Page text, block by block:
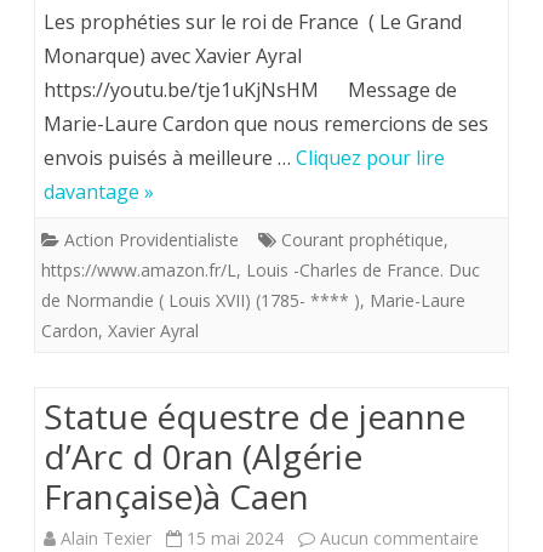
Xavier
Ayral
courants
prophétiques
Grand
Les prophéties sur le roi de France ( Le Grand
Monarque) avec Xavier Ayral
https://youtu.be/tje1uKjNsHM Message de
Marie-Laure Cardon que nous remercions de ses
envois puisés à meilleure … Cliquez pour lire
davantage »
Action Providentialiste Courant prophétique,
https://www.amazon.fr/L, Louis -Charles de France. Duc
de Normandie ( Louis XVII) (1785- **** ), Marie-Laure
Cardon, Xavier Ayral
Statue équestre de jeanne
d’Arc d 0ran (Algérie
Française)à Caen
Alain Texier 15 mai 2024 Aucun commentaire